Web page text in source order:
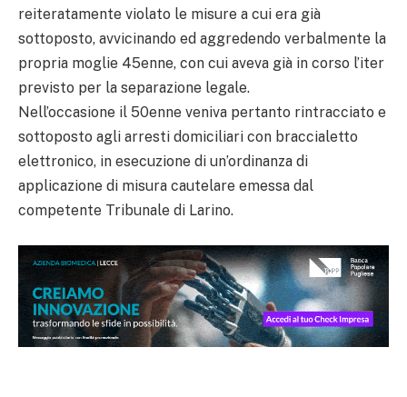
reiteratamente violato le misure a cui era già
sottoposto, avvicinando ed aggredendo verbalmente la
propria moglie 45enne, con cui aveva già in corso l’iter
previsto per la separazione legale.
Nell’occasione il 50enne veniva pertanto rintracciato e
sottoposto agli arresti domiciliari con braccialetto
elettronico, in esecuzione di un’ordinanza di
applicazione di misura cautelare emessa dal
competente Tribunale di Larino.